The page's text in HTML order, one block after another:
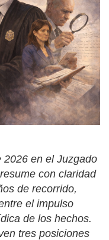
2026 en el Juzgado
con claridad
de recorrido,
el impulso
de los hechos.
tres posiciones